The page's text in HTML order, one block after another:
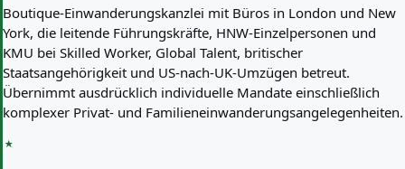
Boutique-Einwanderungskanzlei mit Büros in London und New
York, die leitende Führungskräfte, HNW-Einzelpersonen und
KMU bei Skilled Worker, Global Talent, britischer
Staatsangehörigkeit und US-nach-UK-Umzügen betreut.
Übernimmt ausdrücklich individuelle Mandate einschließlich
komplexer Privat- und Familieneinwanderungsangelegenheiten.